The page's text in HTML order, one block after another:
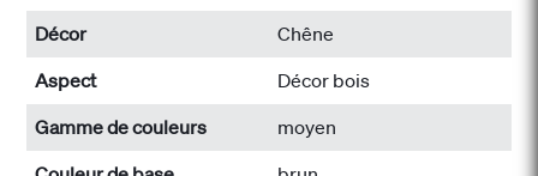
Décor
Chêne
Aspect
Décor bois
Gamme de couleurs
moyen